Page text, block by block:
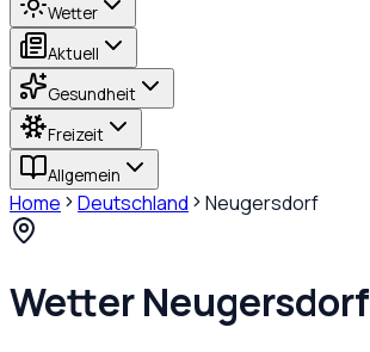
Wetter
Aktuell
Gesundheit
Freizeit
Allgemein
Home Deutschland Neugersdorf
WetterNeugersdorf